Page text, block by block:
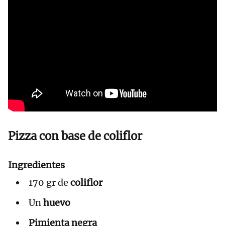
Pizza con base de coliflor
Ingredientes
170 gr de coliflor
Unhuevo
Pimienta negra